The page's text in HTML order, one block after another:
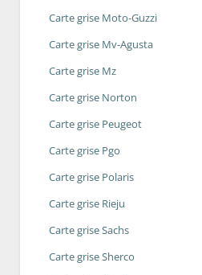
Carte grise Moto-Guzzi
Carte grise Mv-Agusta
Carte grise Mz
Carte grise Norton
Carte grise Peugeot
Carte grise Pgo
Carte grise Polaris
Carte grise Rieju
Carte grise Sachs
Carte grise Sherco